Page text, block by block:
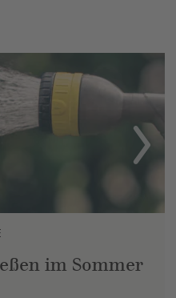
im Sommer
Next